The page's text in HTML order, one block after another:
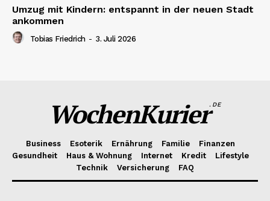
Umzug mit Kindern: entspannt in der neuen Stadt
ankommen
Tobias Friedrich - 3. Juli 2026
WochenKurier.DE
Business Esoterik Ernährung Familie
Finanzen
Gesundheit
Haus & Wohnung Internet Kredit
Lifestyle
Technik
Versicherung FAQ